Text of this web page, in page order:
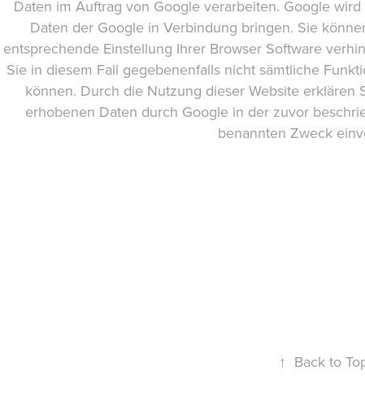
Daten im Auftrag von Google verarbeiten. Google
Daten der Google in Verbindung bringen. Sie
entsprechende Einstellung Ihrer Browser Software
Sie in diesem Fall gegebenenfalls nicht sämtliche
können. Durch die Nutzung dieser Website
erhobenen Daten durch Google in der zuvor
benannten Zweck
↑ Back to